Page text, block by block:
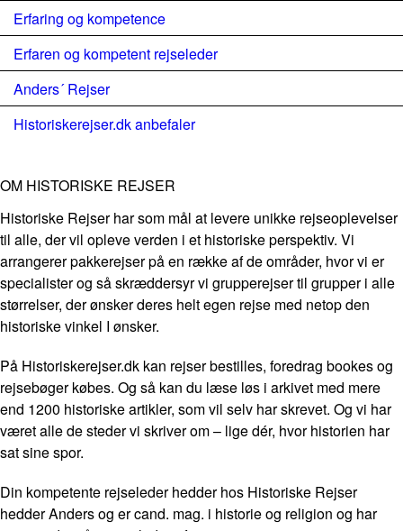
Erfaring og kompetence
Erfaren og kompetent rejseleder
Anders´ Rejser
Historiskerejser.dk anbefaler
OM HISTORISKE REJSER
Historiske Rejser har som mål at levere unikke rejseoplevelser
til alle, der vil opleve verden i et historiske perspektiv. Vi
arrangerer pakkerejser på en række af de områder, hvor vi er
specialister og så skræddersyr vi grupperejser til grupper i alle
størrelser, der ønsker deres helt egen rejse med netop den
historiske vinkel I ønsker.
På Historiskerejser.dk kan rejser bestilles, foredrag bookes og
rejsebøger købes. Og så kan du læse løs i arkivet med mere
end 1200 historiske artikler, som vil selv har skrevet. Og vi har
været alle de steder vi skriver om – lige dér, hvor historien har
sat sine spor.
Din kompetente rejseleder hedder hos Historiske Rejser
hedder Anders og er cand. mag. i historie og religion og har